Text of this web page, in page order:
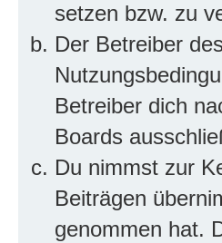
setzen bzw. zu
Der Betreiber
Betreiber dich
Boards
Du nimmst zur
Beiträgen
genommen hat.